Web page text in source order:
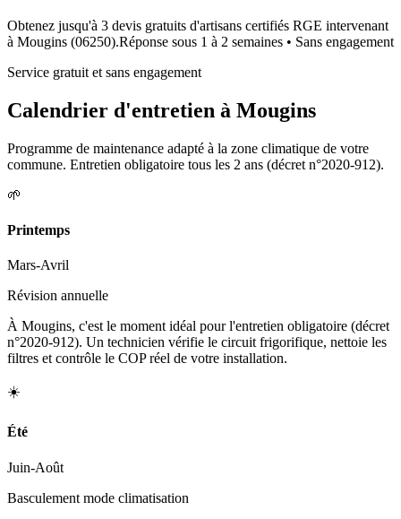
Obtenez jusqu'à 3 devis gratuits d'artisans certifiés RGE intervenant
à Mougins (06250).Réponse sous 1 à 2 semaines • Sans engagement
Service gratuit et sans engagement
Calendrier d'entretien à Mougins
Programme de maintenance adapté à la zone climatique de votre
commune. Entretien obligatoire tous les 2 ans (décret n°2020-912).
🌱
Printemps
Mars-Avril
Révision annuelle
À Mougins, c'est le moment idéal pour l'entretien obligatoire (décret
n°2020-912). Un technicien vérifie le circuit frigorifique, nettoie les
filtres et contrôle le COP réel de votre installation.
☀️
Été
Juin-Août
Basculement mode climatisation